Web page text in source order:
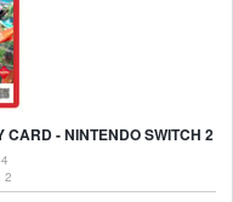
CARD - NINTENDO SWITCH 2
2